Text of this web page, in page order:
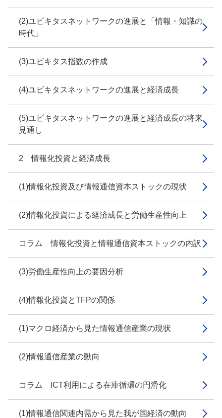
(2)ユビキタスネットワークの進展と「情報・知識の
時代」
(3)ユビキタス指数の作成
(4)ユビキタスネットワークの進展と経済成長
(5)ユビキタスネットワークの進展と経済成長の将来
見通し
2 情報化投資と経済成長
(1)情報化投資及び情報通信資本ストックの現状
(2)情報化投資による経済成長と労働生産性向上
コラム 情報化投資と情報通信資本ストックの内訳
(3)労働生産性向上の要因分析
(4)情報化投資とTFPの関係
(1)マクロ経済から見た情報通信産業の現状
(2)情報通信産業の動向
コラム ICT利用による在庫循環の円滑化
(1)情報通信関連内需から見た我が国経済の動向